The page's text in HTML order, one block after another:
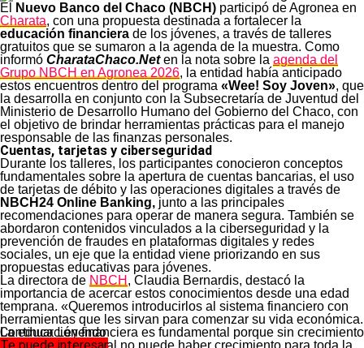
El Nuevo Banco del Chaco (NBCH) participó de Agronea en
Charata, con una propuesta destinada a fortalecer la
educación financiera de los jóvenes, a través de talleres
gratuitos que se sumaron a la agenda de la muestra. Como
informó CharataChaco.Neten la nota sobre la agenda del
Grupo NBCH en Agronea 2026, la entidad había anticipado
estos encuentros dentro del programa «Wee! Soy Joven», que
la desarrolla en conjunto con la Subsecretaría de Juventud del
Ministerio de Desarrollo Humano del Gobierno del Chaco, con
el objetivo de brindar herramientas prácticas para el manejo
responsable de las finanzas personales.
Cuentas, tarjetas y ciberseguridad
Durante los talleres, los participantes conocieron conceptos
fundamentales sobre la apertura de cuentas bancarias, el uso
de tarjetas de débito y las operaciones digitales a través de
NBCH24 Online Banking, junto a las principales
recomendaciones para operar de manera segura. También se
abordaron contenidos vinculados a la ciberseguridad y la
prevención de fraudes en plataformas digitales y redes
sociales, un eje que la entidad viene priorizando en sus
propuestas educativas para jóvenes.
La directora de NBCH , Claudia Bernardis, destacó la
importancia de acercar estos conocimientos desde una edad
temprana. «Queremos introducirlos al sistema financiero con
herramientas que les sirvan para comenzar su vida económica.
La educación financiera es fundamental porque sin crecimiento
económico personal no puede haber crecimiento para toda la
Continuar Leyendo